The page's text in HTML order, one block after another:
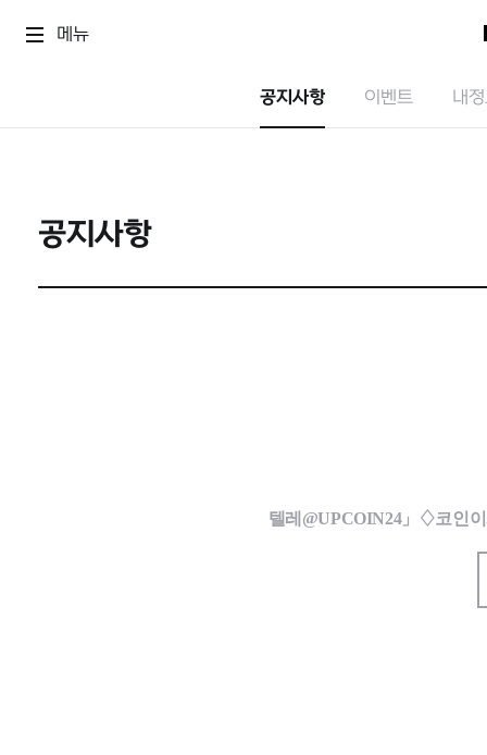
메뉴
공지사항 이벤트 내
공지사항
텔레@UPCOIN24」♢코인